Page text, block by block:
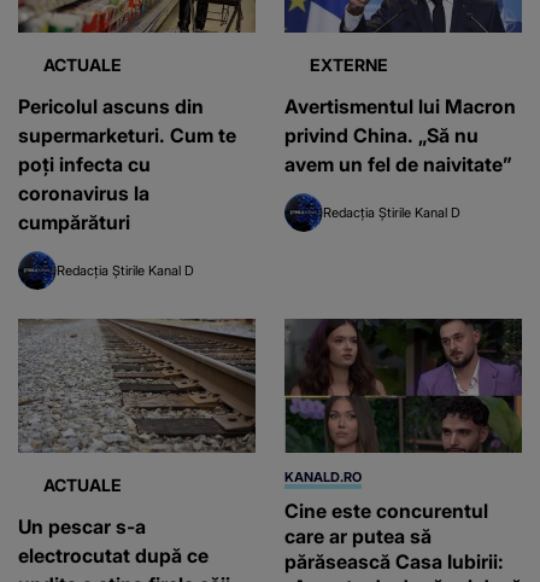
ACTUALE
Pericolul ascuns din
supermarketuri. Cum te
poți infecta cu
coronavirus la
cumpărături
Redacția Știrile Kanal D
EXTERNE
Avertismentul lui Macron
privind China. „Să nu
avem un fel de naivitate”
Redacția Știrile Kanal D
ACTUALE
Un pescar s-a
electrocutat după ce
KANALD.RO
Cine este concurentul
care ar putea să
părăsească Casa Iubirii: